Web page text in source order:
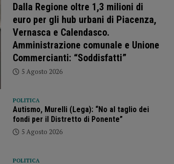
Dalla Regione oltre 1,3 milioni di
euro per gli hub urbani di Piacenza,
Vernasca e Calendasco.
Amministrazione comunale e Unione
Commercianti: “Soddisfatti”
5 Agosto 2026
POLITICA
Autismo, Murelli (Lega): “No al taglio dei
fondi per il Distretto di Ponente”
5 Agosto 2026
POLITICA